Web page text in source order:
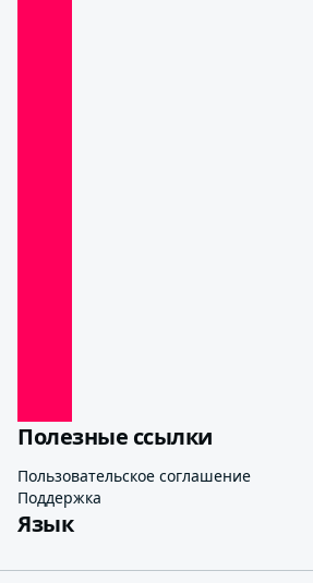
Полезные ссылки
Пользовательское соглашение
Поддержка
Язык